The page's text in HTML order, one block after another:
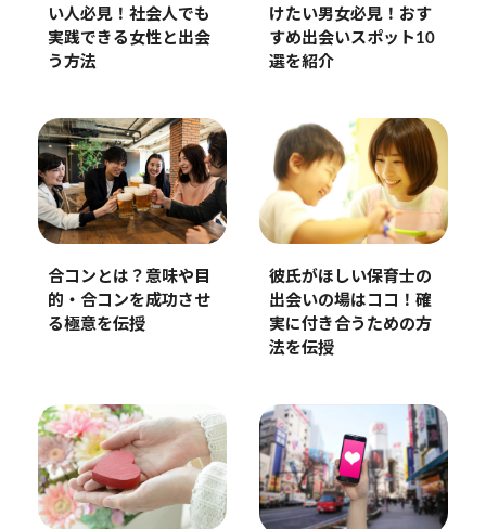
い人必見！社会人でも
実践できる女性と出会
う方法
けたい男女必見！おす
すめ出会いスポット10
選を紹介
合コンとは？意味や目
的・合コンを成功させ
る極意を伝授
彼氏がほしい保育士の
出会いの場はココ！確
実に付き合うための方
法を伝授